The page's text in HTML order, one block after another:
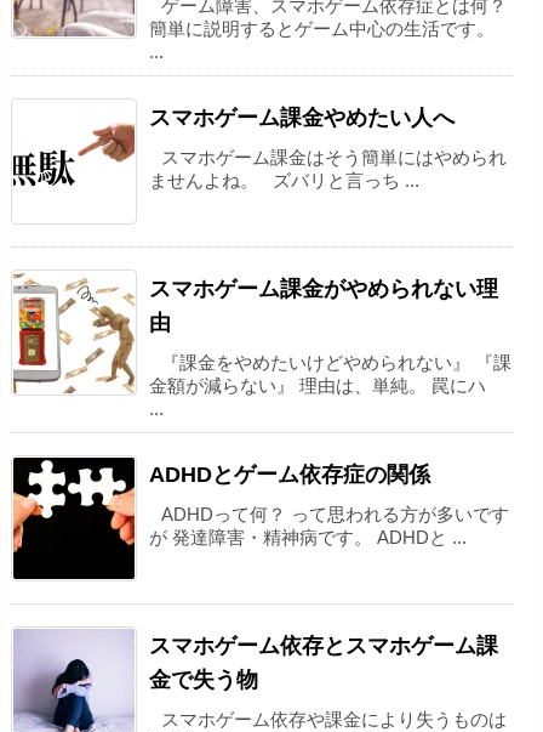
ゲーム障害、スマホゲーム依存症とは何？
簡単に説明するとゲーム中心の生活です。
...
スマホゲーム課金やめたい人へ
スマホゲーム課金はそう簡単にはやめられ
ませんよね。 ズバリと言っち ...
スマホゲーム課金がやめられない理
由
『課金をやめたいけどやめられない』 『課
金額が減らない』 理由は、単純。 罠にハ
...
ADHDとゲーム依存症の関係
ADHDって何？ って思われる方が多いです
が 発達障害・精神病です。 ADHDと ...
スマホゲーム依存とスマホゲーム課
金で失う物
スマホゲーム依存や課金により失うものは